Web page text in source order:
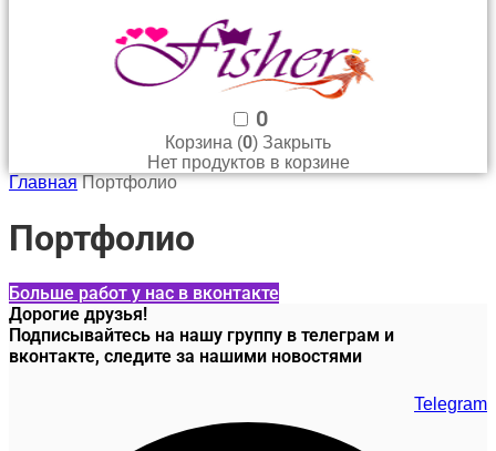
0
Корзина (0) Закрыть
Нет продуктов в корзине
Главная Портфолио
Портфолио
Больше работ у нас в вконтакте
Дорогие друзья!
Подписывайтесь на нашу группу в телеграм и
вконтакте, следите за нашими новостями
Telegram